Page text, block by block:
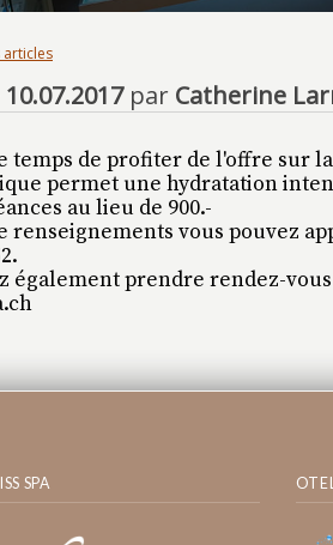
articles
10.07.2017par Catherine
temps de profiter de l'offre sur
permet une hydratation
au lieu de 900.-
renseignements vous pouvez
également prendre rendez-
SPA